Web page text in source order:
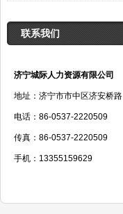
联系我们
济宁城际人力资源有限公司
地址：济宁市市中区济安桥路
电话：86-0537-2220509
传真：86-0537-2220509
手机：13355159629